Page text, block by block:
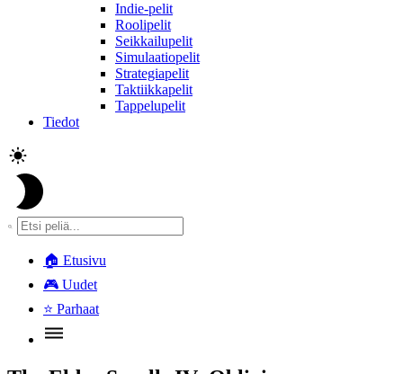
Indie-pelit
Roolipelit
Seikkailupelit
Simulaatiopelit
Strategiapelit
Taktiikkapelit
Tappelupelit
Tiedot
🏠 Etusivu
🎮 Uudet
⭐ Parhaat